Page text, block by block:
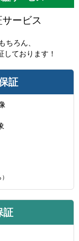
ービス
ちろん、
しております！
証
証